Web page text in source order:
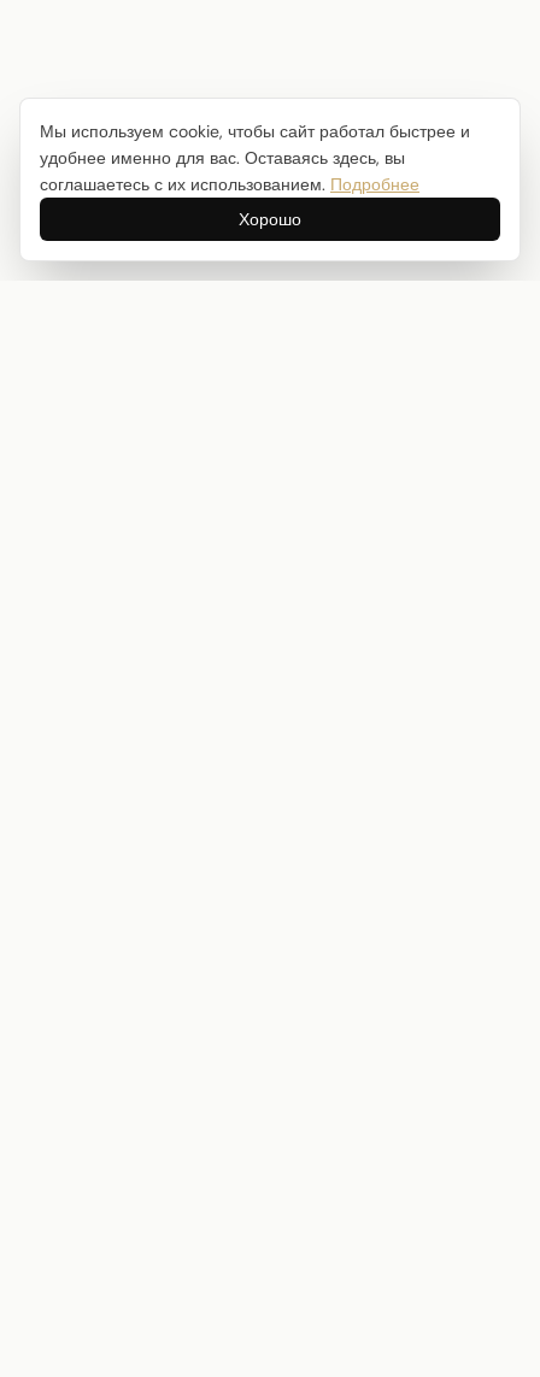
Мы используем cookie, чтобы сайт работал быстрее и
удобнее именно для вас. Оставаясь здесь, вы
соглашаетесь с их использованием. Подробнее
Хорошо